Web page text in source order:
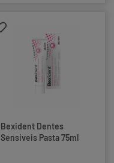
Bexident Dentes
Sensiveis Pasta 75ml